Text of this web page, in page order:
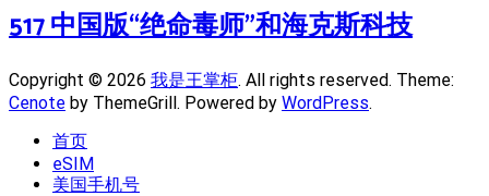
517 中国版“绝命毒师”和海克斯科技
Copyright © 2026 我是王掌柜. All rights reserved. Theme:
Cenote by ThemeGrill. Powered by WordPress.
首页
eSIM
美国手机号